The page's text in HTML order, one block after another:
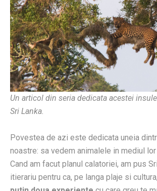
Un articol din seria dedicata acestei
Sri Lanka.
Povestea de azi este dedicata uneia
noastre: sa vedem animalele in mediul lor
Cand am facut planul calatoriei, am pus
itierariu pentru ca, pe langa plaje si